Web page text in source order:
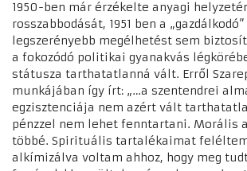
1950-ben már érzékelte anyagi
rosszabbodását, 1951 ben a
legszerényebb megélhetést sem
a fokozódó politikai gyanakvás
státusza tarthatatlanná vált. Erről
munkájában így írt: „…a szentendrei
egzisztenciája nem azért vált
pénzzel nem lehet fenntartani. Morális
többé. Spirituális tartalékaimat
alkímizálva voltam ahhoz, hogy meg